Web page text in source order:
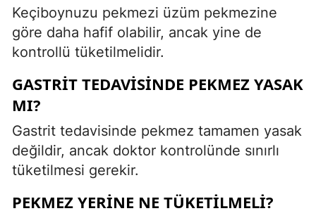
Keçiboynuzu pekmezi üzüm pekmezine
göre daha hafif olabilir, ancak yine de
kontrollü tüketilmelidir.
GASTRIT TEDAVISINDE PEKMEZ YASAK
MI?
Gastrit tedavisinde pekmez tamamen yasak
değildir, ancak doktor kontrolünde sınırlı
tüketilmesi gerekir.
PEKMEZ YERINE NE TÜKETILMELI?